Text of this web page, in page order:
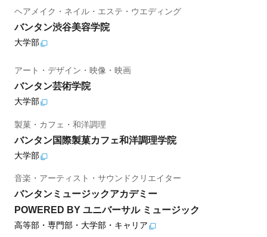
ヘアメイク・ネイル・エステ・ウエディング
バンタン渋谷美容学院
大学部
アート・デザイン・映像・映画
バンタン芸術学院
大学部
製菓・カフェ・和洋調理
バンタン国際製菓カフェ和洋調理学院
大学部
音楽・アーティスト・サウンドクリエイター
バンタンミュージックアカデミー
POWERED BY ユニバーサル ミュージック
高等部・専門部・大学部・キャリア